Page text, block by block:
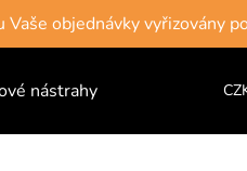
objednávky vyřizovány
nástrahy Vlasce a